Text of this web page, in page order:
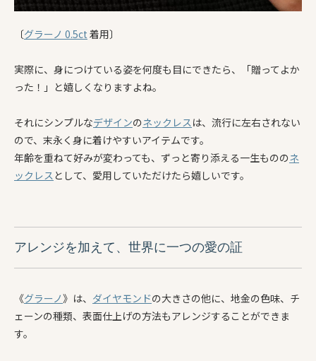
〔グラーノ 0.5ct 着用〕
実際に、身につけている姿を何度も目にできたら、「贈ってよか
った！」と嬉しくなりますよね。
それにシンプルなデザインのネックレスは、流行に左右されない
ので、末永く身に着けやすいアイテムです。
年齢を重ねて好みが変わっても、ずっと寄り添える一生もののネ
ックレスとして、愛用していただけたら嬉しいです。
アレンジを加えて、世界に一つの愛の証
《グラーノ》は、 ダイヤモンドの大きさの他に、地金の色味、チ
ェーンの種類、表面仕上げの方法もアレンジすることができま
す。